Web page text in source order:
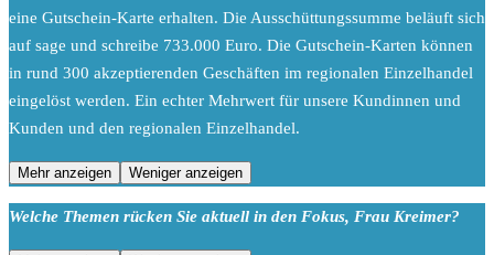
eine Gutschein-Karte erhalten. Die Ausschüttungssumme beläuft sich
auf sage und schreibe 733.000 Euro. Die Gutschein-Karten können
in rund 300 akzeptierenden Geschäften im regionalen Einzelhandel
eingelöst werden. Ein echter Mehrwert für unsere Kundinnen und
Kunden und den regionalen Einzelhandel.
Mehr anzeigen Weniger anzeigen
Welche Themen rücken Sie aktuell in den Fokus, Frau Kreimer?